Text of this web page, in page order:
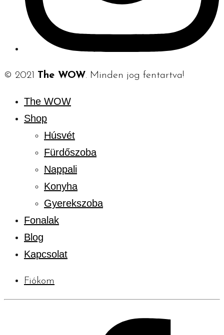
© 2021 The WOW. Minden jog fentartva!
The WOW
Shop
Húsvét
Fürdőszoba
Nappali
Konyha
Gyerekszoba
Fonalak
Blog
Kapcsolat
Fiókom